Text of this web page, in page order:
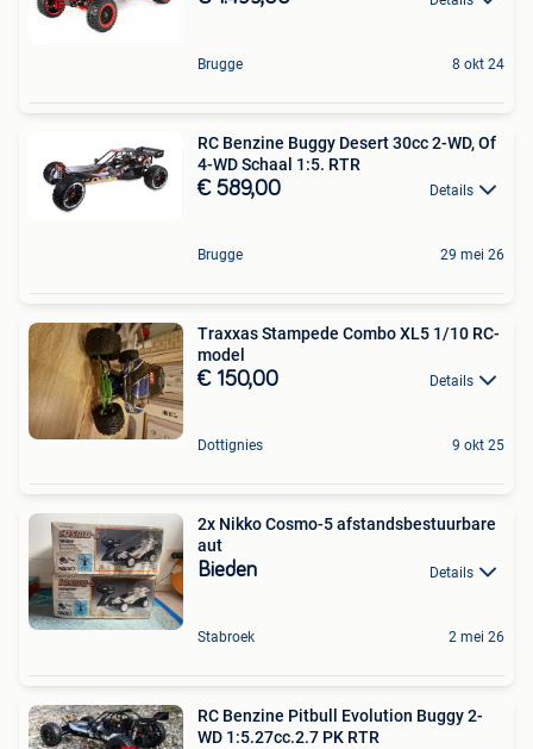
Brugge 8 okt 24
RC Benzine Buggy Desert 30cc 2-WD, Of
4-WD Schaal 1:5. RTR
€ 589,00 Details
Brugge 29 mei 26
Traxxas Stampede Combo XL5 1/10 RC-
model
€ 150,00 Details
Dottignies 9 okt 25
2x Nikko Cosmo-5 afstandsbestuurbare
aut
Bieden Details
Stabroek 2 mei 26
RC Benzine Pitbull Evolution Buggy 2-
WD 1:5.27cc.2.7 PK RTR